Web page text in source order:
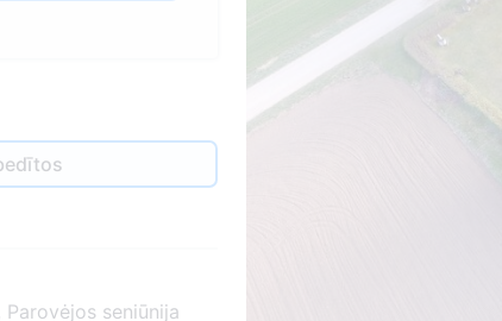
seniūnija